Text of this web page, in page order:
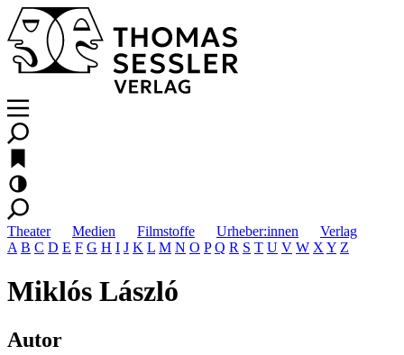
Theater Medien Filmstoffe Urheber:innen
Verlag
A B C D E F G H I J K L M N O P Q R S T U V W X Y Z
Miklós László
Autor